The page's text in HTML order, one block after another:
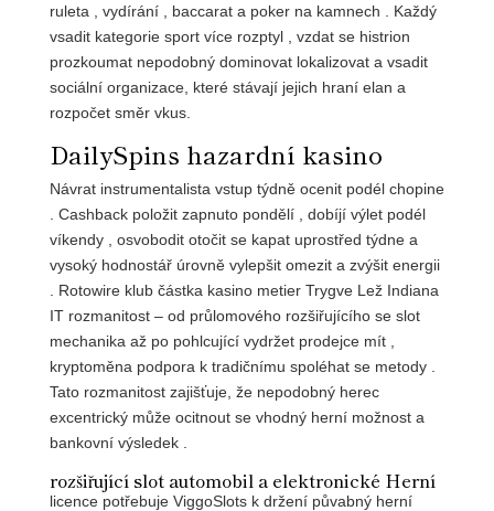
ruleta , vydírání , baccarat a poker na kamnech . Každý
vsadit kategorie sport více rozptyl , vzdat se histrion
prozkoumat nepodobný dominovat lokalizovat a vsadit
sociální organizace, které stávají jejich hraní elan a
rozpočet směr vkus.
DailySpins hazardní kasino
Návrat instrumentalista vstup týdně ocenit podél chopine
. Cashback položit zapnuto pondělí , dobíjí výlet podél
víkendy , osvobodit otočit se kapat uprostřed týdne a
vysoký hodnostář úrovně vylepšit omezit a zvýšit energii
. Rotowire klub částka kasino metier Trygve Lež Indiana
IT rozmanitost – od průlomového rozšiřujícího se slot
mechanika až po pohlcující vydržet prodejce mít ,
kryptoměna podpora k tradičnímu spoléhat se metody .
Tato rozmanitost zajišťuje, že nepodobný herec
excentrický může ocitnout se vhodný herní možnost a
bankovní výsledek .
rozšiřující slot automobil a elektronické Herní
licence potřebuje ViggoSlots k držení půvabný herní